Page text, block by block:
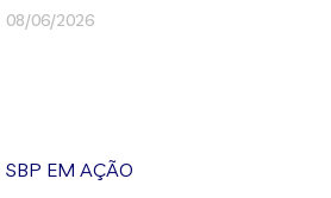
08/06/2026
SBP EM AÇÃO